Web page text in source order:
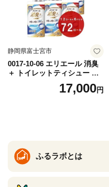
静岡県富士宮市
0017-10-06 エリエール 消臭
＋ トイレットティシュー し
っかり香るフレッシュクリア
の香り ダブル 12ロール×6パ
17,000円
ふるラボとは